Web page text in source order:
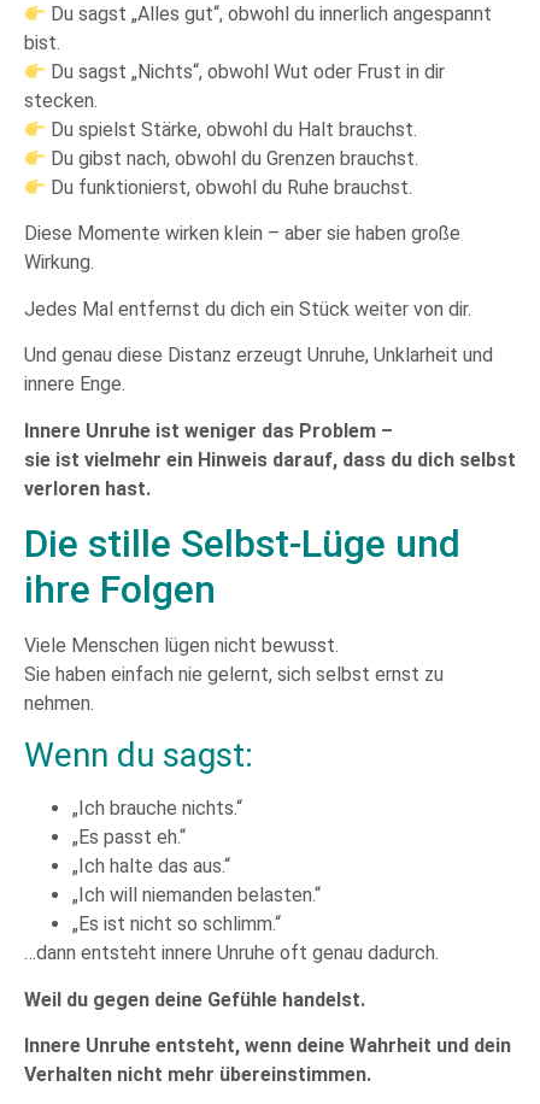
Du sagst „Alles gut“, obwohl du innerlich angespannt
bist.
Du sagst „Nichts“, obwohl Wut oder Frust in dir
stecken.
Du spielst Stärke, obwohl du Halt brauchst.
Du gibst nach, obwohl du Grenzen brauchst.
Du funktionierst, obwohl du Ruhe brauchst.
Diese Momente wirken klein – aber sie haben große
Wirkung.
Jedes Mal entfernst du dich ein Stück weiter von dir.
Und genau diese Distanz erzeugt Unruhe, Unklarheit und
innere Enge.
Innere Unruhe ist weniger das Problem –
sie ist vielmehr ein Hinweis darauf, dass du dich selbst
verloren hast.
Die stille Selbst-Lüge und
ihre Folgen
Viele Menschen lügen nicht bewusst.
Sie haben einfach nie gelernt, sich selbst ernst zu
nehmen.
Wenn du sagst:
„Ich brauche nichts.“
„Es passt eh.“
„Ich halte das aus.“
„Ich will niemanden belasten.“
„Es ist nicht so schlimm.“
…dann entsteht innere Unruhe oft genau dadurch.
Weil du gegen deine Gefühle handelst.
Innere Unruhe entsteht, wenn deine Wahrheit und dein
Verhalten nicht mehr übereinstimmen.